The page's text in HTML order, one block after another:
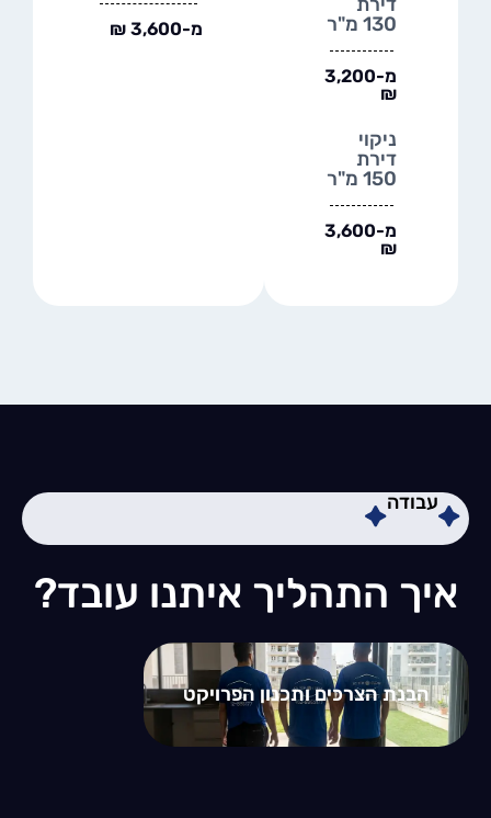
130 מ"ר
מ-3,200
₪
ניקוי
דירת
150 מ"ר
מ-3,600
₪
מ-3,600 ₪
עבודה
איך התהליך איתנו עובד?
הבנת הצרכים ותכנון הפרויקט